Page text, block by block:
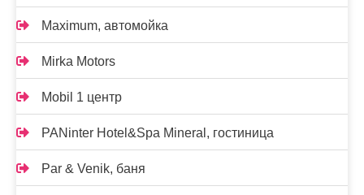
Maximum, автомойка
Mirka Motors
Mobil 1 центр
PANinter Hotel&Spa Mineral, гостиница
Par & Venik, баня